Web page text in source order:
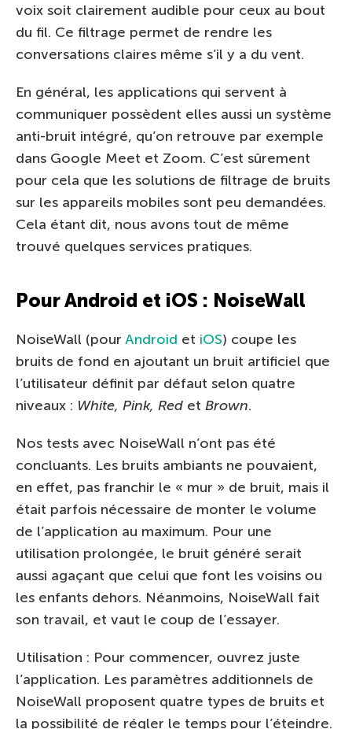
voix soit clairement audible pour ceux au bout
du fil. Ce filtrage permet de rendre les
conversations claires même s’il y a du vent.
En général, les applications qui servent à
communiquer possèdent elles aussi un système
anti-bruit intégré, qu’on retrouve par exemple
dans Google Meet et Zoom. C’est sûrement
pour cela que les solutions de filtrage de bruits
sur les appareils mobiles sont peu demandées.
Cela étant dit, nous avons tout de même
trouvé quelques services pratiques.
Pour Android et iOS : NoiseWall
NoiseWall (pour Android et iOS) coupe les
bruits de fond en ajoutant un bruit artificiel que
l’utilisateur définit par défaut selon quatre
niveaux : White, Pink, Red et Brown.
Nos tests avec NoiseWall n’ont pas été
concluants. Les bruits ambiants ne pouvaient,
en effet, pas franchir le « mur » de bruit, mais il
était parfois nécessaire de monter le volume
de l’application au maximum. Pour une
utilisation prolongée, le bruit généré serait
aussi agaçant que celui que font les voisins ou
les enfants dehors. Néanmoins, NoiseWall fait
son travail, et vaut le coup de l’essayer.
Utilisation : Pour commencer, ouvrez juste
l’application. Les paramètres additionnels de
NoiseWall proposent quatre types de bruits et
la possibilité de régler le temps pour l’éteindre.